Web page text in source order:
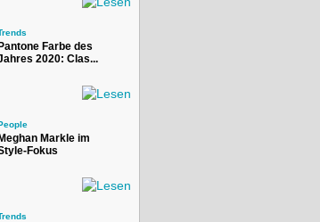
Farbe des
2020: Clas...
Markle im
Fokus